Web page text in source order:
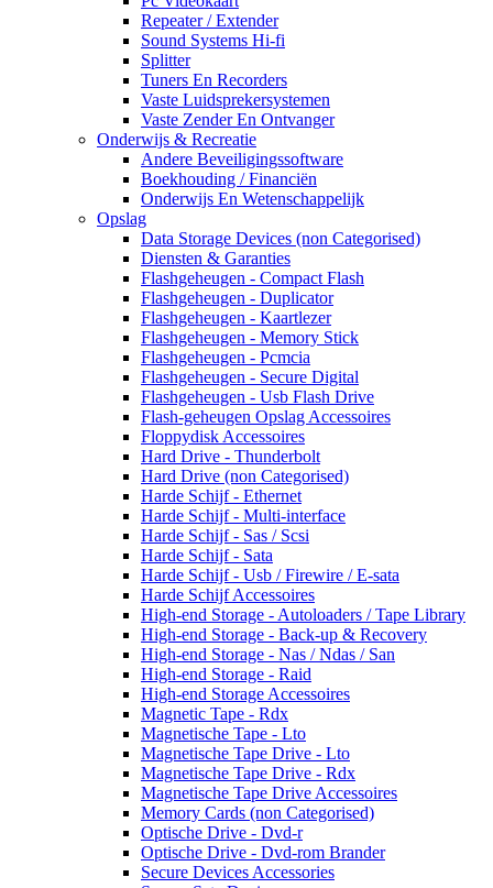
Repeater / Extender
Sound Systems Hi-fi
Splitter
Tuners En Recorders
Vaste Luidsprekersystemen
Vaste Zender En Ontvanger
Onderwijs & Recreatie
Andere Beveiligingssoftware
Boekhouding / Financiën
Onderwijs En Wetenschappelijk
Opslag
Data Storage Devices (non Categorised)
Diensten & Garanties
Flashgeheugen - Compact Flash
Flashgeheugen - Duplicator
Flashgeheugen - Kaartlezer
Flashgeheugen - Memory Stick
Flashgeheugen - Pcmcia
Flashgeheugen - Secure Digital
Flashgeheugen - Usb Flash Drive
Flash-geheugen Opslag Accessoires
Floppydisk Accessoires
Hard Drive - Thunderbolt
Hard Drive (non Categorised)
Harde Schijf - Ethernet
Harde Schijf - Multi-interface
Harde Schijf - Sas / Scsi
Harde Schijf - Sata
Harde Schijf - Usb / Firewire / E-sata
Harde Schijf Accessoires
High-end Storage - Autoloaders / Tape Library
High-end Storage - Back-up & Recovery
High-end Storage - Nas / Ndas / San
High-end Storage - Raid
High-end Storage Accessoires
Magnetic Tape - Rdx
Magnetische Tape - Lto
Magnetische Tape Drive - Lto
Magnetische Tape Drive - Rdx
Magnetische Tape Drive Accessoires
Memory Cards (non Categorised)
Optische Drive - Dvd-r
Optische Drive - Dvd-rom Brander
Secure Devices Accessories